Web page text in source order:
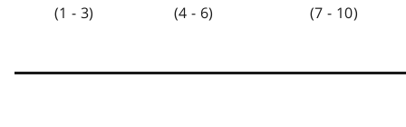
(1 - 3)
(4 - 6)
(7 - 10)